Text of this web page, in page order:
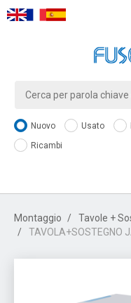
Nuovo Usato
Ricambi
Montaggio
Tavole +
TAVOLA+SOSTEGNO